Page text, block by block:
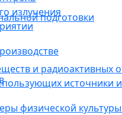
излучения
и радиоактивных
подготовки
физической